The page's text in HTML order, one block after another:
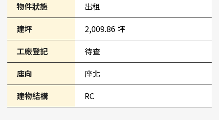
物件狀態
出租
建坪
2,009.86 坪
工廠登記
待查
座向
座北
建物結構
RC